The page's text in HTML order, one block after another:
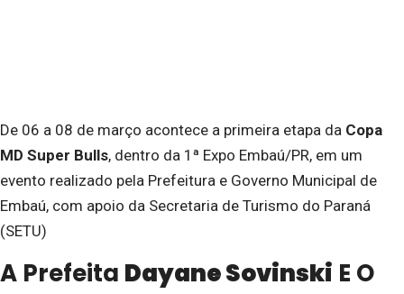
De 06 a 08 de março acontece a primeira etapa da Copa
MD Super Bulls, dentro da 1ª Expo Embaú/PR, em um
evento realizado pela Prefeitura e Governo Municipal de
Embaú, com apoio da Secretaria de Turismo do Paraná
(SETU)
A Prefeita Dayane Sovinski E O